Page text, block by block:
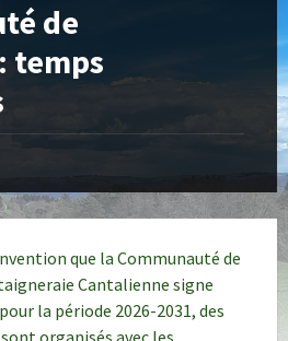
de
temps
que la Communauté de
Cantalienne signe
la période 2026-2031, des
organisés avec les